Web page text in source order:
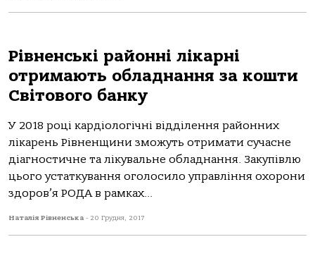
Рівненські районні лікарні
отримають обладнання за кошти
Світового банку
У 2018 році кардіологічні відділення районних
лікарень Рівненщини зможуть отримати сучасне
діагностичне та лікувальне обладнання. Закупівлю
цього устаткування оголосило управління охорони
здоров’я РОДА в рамках...
Наталія Рівненська - 20 Грудня, 2017